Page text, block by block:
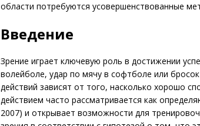
области потребуются усовершенствованные
Введение
Зрение играет ключевую роль в достижении
волейболе, удар по мячу в софтболе или
действий зависят от того, насколько хорошо
действием часто рассматривается как
2007) и открывает возможности для